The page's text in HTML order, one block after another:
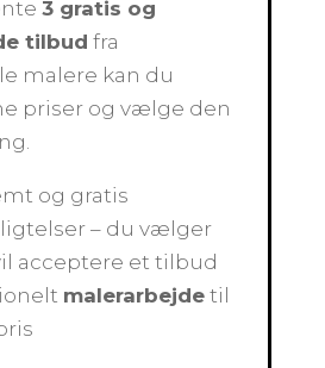
3 gratis og
tilbud fra
malere kan du
priser og vælge den
og gratis
– du vælger
acceptere et tilbud
malerarbejde til